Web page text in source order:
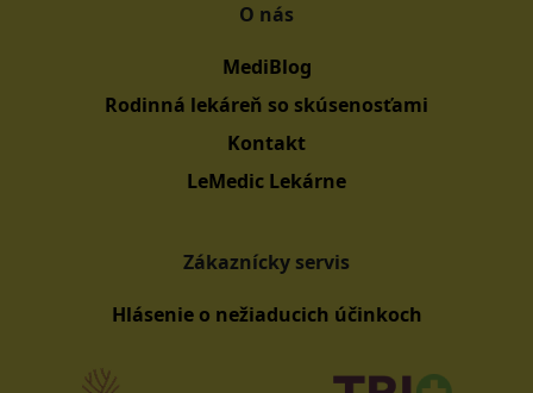
O nás
MediBlog
Rodinná lekáreň so skúsenosťami
Kontakt
LeMedic Lekárne
Zákaznícky servis
Hlásenie o nežiaducich účinkoch